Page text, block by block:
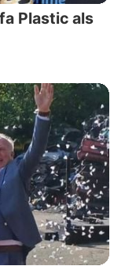
Plastic als